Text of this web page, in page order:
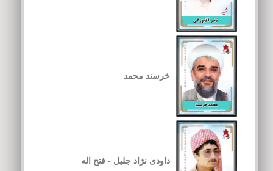
خرسند محمد
داودی نژاد جلیل - فتح اله